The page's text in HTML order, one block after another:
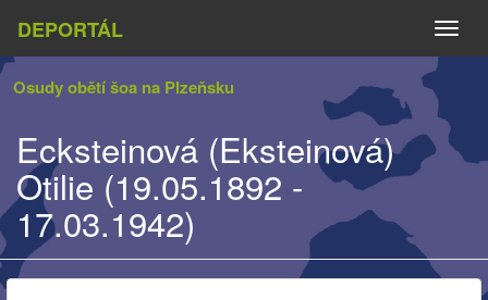
DEPORTÁL
Osudy obětí šoa na Plzeňsku
Ecksteinová (Eksteinová)
Otilie (19.05.1892 -
17.03.1942)